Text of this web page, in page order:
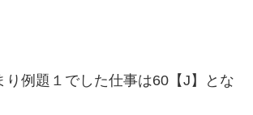
り例題１でした仕事は60【J】とな